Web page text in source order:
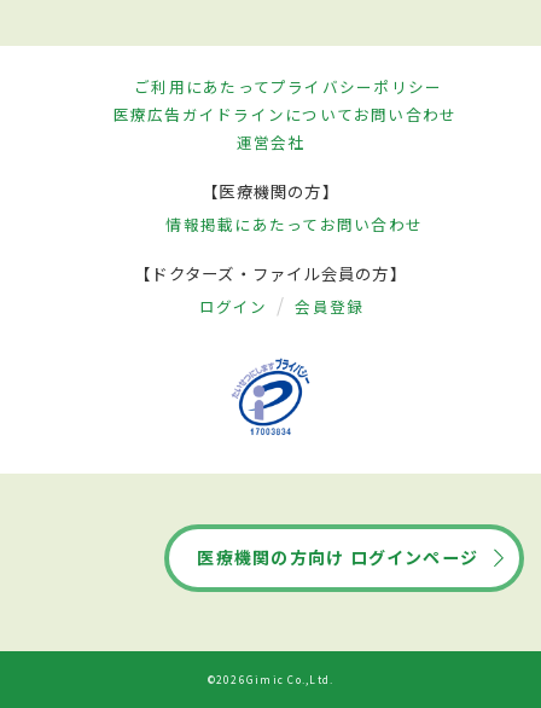
ご利用にあたってプライバシーポリシー
医療広告ガイドラインについてお問い合わせ
運営会社
【医療機関の方】
情報掲載にあたって お問い合わせ
【ドクターズ・ファイル会員の方】
ログイン 会員登録
医療機関の方向け ログインページ
©2026Gimic Co.,Ltd.